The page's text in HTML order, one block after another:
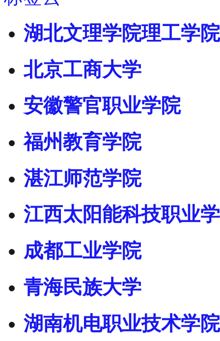
湖北文理学院理工学院
北京工商大学
安徽警官职业学院
福州教育学院
湛江师范学院
江西太阳能科技职业
成都工业学院
青海民族大学
湖南机电职业技术学院